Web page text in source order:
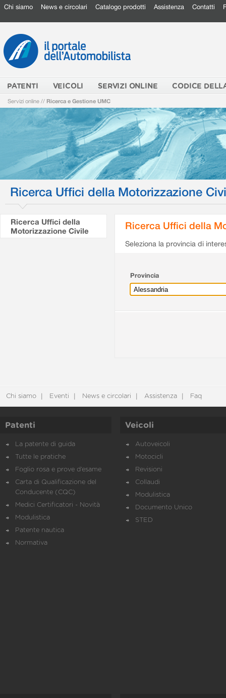
Chi siamo News e circolari Catalogo prodotti Assistenza Contatti
PATENTI VEICOLI SERVIZI ONLINE CODICE
Servizi online // Ricerca e Gestione UMC
Ricerca Uffici della Motorizzazione
Ricerca Uffici della
Motorizzazione Civile
Ricerca Uffici della
Seleziona la provincia di
Provincia
Chi siamo Eventi News e circolari Assistenza Faq
Patenti
La patente di guida
Tutte le pratiche
Foglio rosa e prove d’esame
Carta di Qualificazione del
Conducente (CQC)
Medici Certificatori - Novità
Modulistica
Patente nautica
Normativa
Veicoli
Autoveicoli
Motocicli
Revisioni
Collaudi
Modulistica
Documento Unico
STED